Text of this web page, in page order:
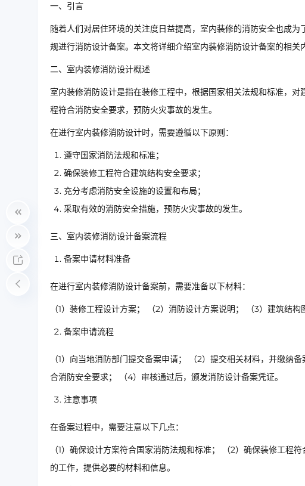
一、引言
随着人们对居住环境的关注度日益提高，室内装修的消防安全也成
规进行消防设计备案。本文将详细介绍室内装修消防设计备案的相关
二、室内装修消防设计概述
室内装修消防设计是指在装修工程中，根据国家相关法规和标准，
程符合消防安全要求，预防火灾事故的发生。
在进行室内装修消防设计时，需要遵循以下原则：
遵守国家消防法规和标准；
确保装修工程符合建筑结构安全要求；
充分考虑消防安全设施的设置和布局；
采取有效的消防安全措施，预防火灾事故的发生。
三、室内装修消防设计备案流程
备案申请材料准备
在进行室内装修消防设计备案前，需要准备以下材料：
（1）装修工程设计方案； （2）消防设计方案说明； （3）建筑结构
备案申请流程
（1）向当地消防部门提交备案申请； （2）提交相关材料，并缴纳
合消防安全要求； （4）审核通过后，颁发消防设计备案凭证。
注意事项
在备案过程中，需要注意以下几点：
（1）确保设计方案符合国家消防法规和标准； （2）确保装修工程
的工作，提供必要的材料和信息。